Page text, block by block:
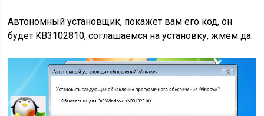
Автономный установщик, покажет вам его код, он
будет KB3102810, соглашаемся на установку, жмем да.